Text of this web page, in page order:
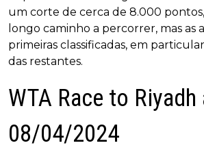
um corte de cerca de 8.000
longo caminho a percorrer, mas as
primeiras classificadas, em
das restantes.
WTA Race to
08/04/2024